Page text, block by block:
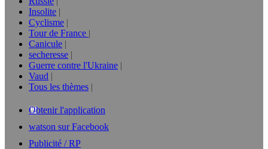
Insolite
Cyclisme
Tour de France
Canicule
secheresse
Guerre contre l'Ukraine
Vaud
Tous les thèmes
Obtenir l'application
watson sur Facebook
Publicité / RP